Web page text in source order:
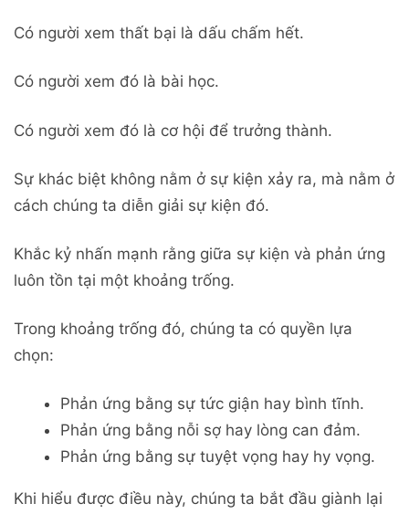
Có người xem thất bại là dấu chấm hết.
Có người xem đó là bài học.
Có người xem đó là cơ hội để trưởng thành.
Sự khác biệt không nằm ở sự kiện xảy ra, mà nằm ở
cách chúng ta diễn giải sự kiện đó.
Khắc kỷ nhấn mạnh rằng giữa sự kiện và phản ứng
luôn tồn tại một khoảng trống.
Trong khoảng trống đó, chúng ta có quyền lựa
chọn:
Phản ứng bằng sự tức giận hay bình tĩnh.
Phản ứng bằng nỗi sợ hay lòng can đảm.
Phản ứng bằng sự tuyệt vọng hay hy vọng.
Khi hiểu được điều này, chúng ta bắt đầu giành lại